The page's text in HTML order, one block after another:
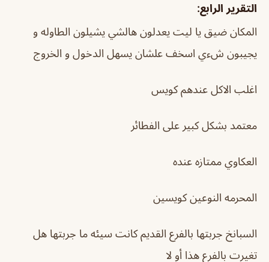
التقرير الرابع:
المكان ضيق يا ليت يعدلون هالشي يشيلون الطاوله و
يجيبون شءي اسخف علشان يسهل الدخول و الخروج
اغلب الاكل عندهم كويس
معتمد بشكل كبير على الفطائر
العكاوي ممتازه عنده
المحرمه النوعين كويسين
السبانخ جربتها بالفرع القديم كانت سيئه ما جربتها هل
تغيرت بالفرع هذا أو لا